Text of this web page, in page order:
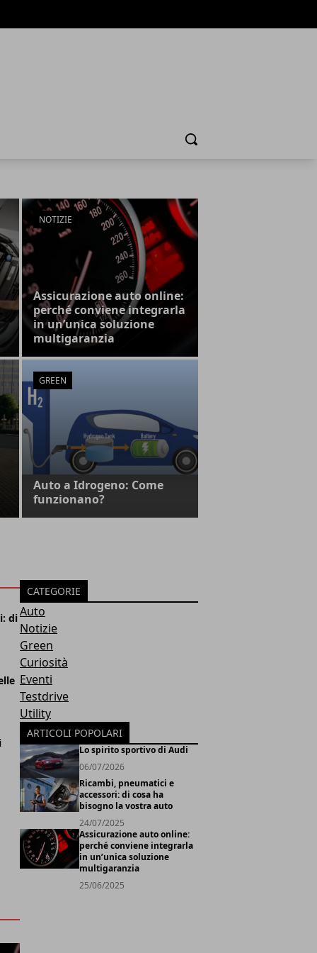
Cerca
NOTIZIE
Assicurazione auto online:
perché conviene integrarla
in un’unica soluzione
multigaranzia
GREEN
Auto a Idrogeno: Come
funzionano?
di
CATEGORIE
Auto
Notizie
Green
Curiosità
Eventi
Testdrive
Utility
ARTICOLI POPOLARI
Lo spirito sportivo di Audi
06/07/2026
Ricambi, pneumatici e
accessori: di cosa ha
bisogno la vostra auto
24/07/2025
Assicurazione auto online:
perché conviene integrarla
in un’unica soluzione
multigaranzia
25/06/2025